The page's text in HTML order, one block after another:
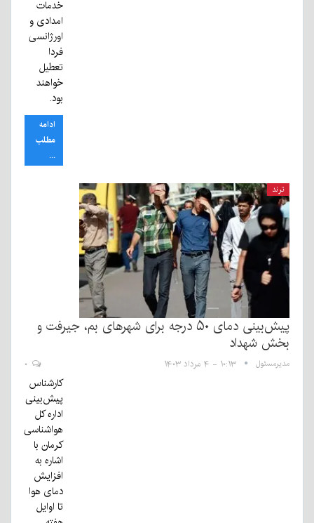
خدمات
امدادی و
اورژانسی
فردا
تعطیل
خواهند
بود.
ادامه
مطلب
...
ترند
پیش‌بینی دمای ۵۰ درجه برای شهرهای بم، جیرفت و
بخش شهداد
مدیرمسئول ۱۰:۱۳ - ۴ مرداد ۱۴۰۳
کارشناس
پیش‌بینی
اداره کل
هواشناسی
کرمان با
اشاره به
افزایش
دمای هوا
تا اوایل